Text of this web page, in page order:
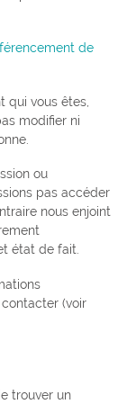
de
qui vous êtes,
modifier ni
ou
pas accéder
nous enjoint
état de fait.
(voir
trouver un